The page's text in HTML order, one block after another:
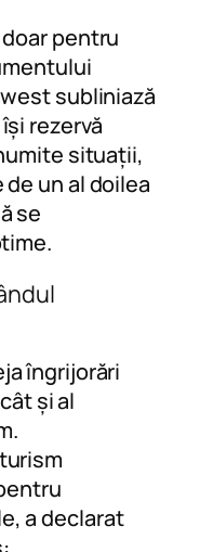
pentru
subliniază
rezervă
situații,
un al doilea
se
îngrijorări
și al
a declarat